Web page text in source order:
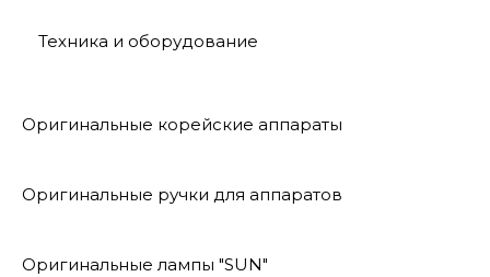
Техника и оборудование
Оригинальные корейские аппараты
Оригинальные ручки для аппаратов
Оригинальные лампы "SUN"